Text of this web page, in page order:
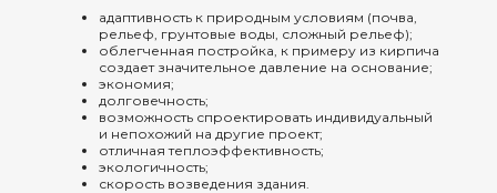
адаптивность к природным условиям (почва,
рельеф, грунтовые воды, сложный рельеф);
облегченная постройка, к примеру из кирпича
создает значительное давление на основание;
экономия;
долговечность;
возможность спроектировать индивидуальный
и непохожий на другие проект;
отличная теплоэффективность;
экологичность;
скорость возведения здания.